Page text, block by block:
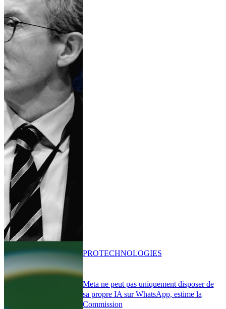
Meta ne peut pas uniquement disposer de
sa propre IA sur WhatsApp, estime la
Commission
PROTECHNOLOGIES